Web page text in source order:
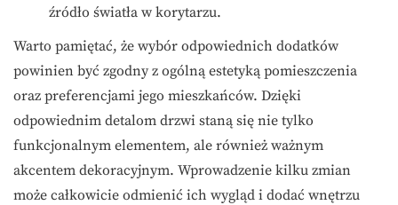
źródło światła w korytarzu.
Warto pamiętać, że wybór odpowiednich dodatków
powinien być zgodny z ogólną estetyką pomieszczenia
oraz preferencjami jego mieszkańców. Dzięki
odpowiednim detalom drzwi staną się nie tylko
funkcjonalnym elementem, ale również ważnym
akcentem dekoracyjnym. Wprowadzenie kilku zmian
może całkowicie odmienić ich wygląd i dodać wnętrzu